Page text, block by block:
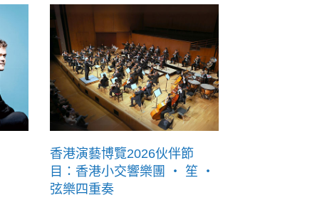
香港演藝博覽2026伙伴節
目：香港小交響樂團 ‧ 笙 ‧
弦樂四重奏